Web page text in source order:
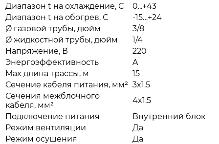
Диапазон t на охлаждение, С
0...+43
Диапазон t на обогрев, С
-15…+24
Ø газовой трубы, дюйм
3/8
Ø жидкостной трубы, дюйм
1/4
Напряжение, В
220
Энергоэффективность
A
Max длина трассы, м
15
Сечение кабеля питания, мм² 3x1.5
Сечения межблочного
кабеля, мм²
4x1.5
Подключение питания
Внутренний блок
Режим вентиляции
Да
Режим осушения
Да